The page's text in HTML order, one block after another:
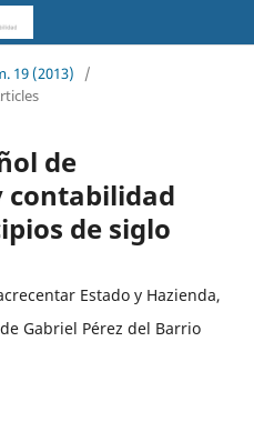
19 (2013)
/
de
contabilidad
de siglo
Estado y Hazienda,
Gabriel Pérez del Barrio